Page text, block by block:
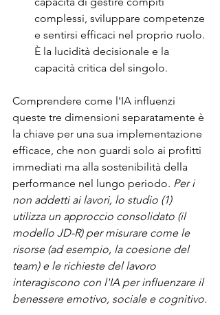
complessi, sviluppare competenze
e sentirsi efficaci nel proprio ruolo.
È la lucidità decisionale e la
capacità critica del singolo.
Comprendere come l'IA influenzi
queste tre dimensioni separatamente è
la chiave per una sua implementazione
efficace, che non guardi solo ai profitti
immediati ma alla sostenibilità della
performance nel lungo periodo. Per i
non addetti ai lavori, lo studio (1)
utilizza un approccio consolidato (il
modello JD-R) per misurare come le
risorse (ad esempio, la coesione del
team) e le richieste del lavoro
interagiscono con l'IA per influenzare il
benessere emotivo, sociale e cognitivo.